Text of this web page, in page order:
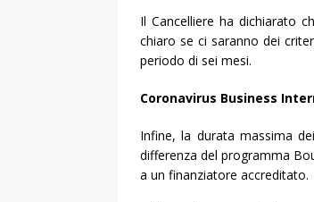
Il Cancelliere ha dichiarato
chiaro se ci saranno dei
periodo di sei mesi.
Coronavirus Business
Infine, la durata massima
differenza del programma
a un finanziatore accreditato.